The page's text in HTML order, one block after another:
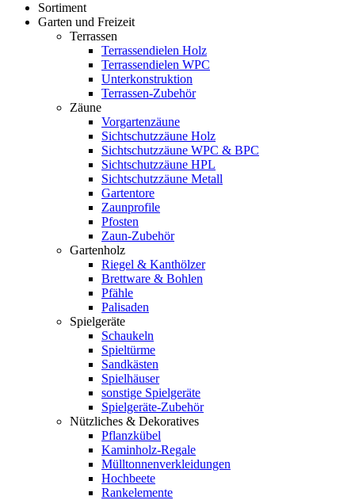
Sortiment
Garten und Freizeit
Terrassen
Terrassendielen Holz
Terrassendielen WPC
Unterkonstruktion
Terrassen-Zubehör
Zäune
Vorgartenzäune
Sichtschutzzäune Holz
Sichtschutzzäune WPC & BPC
Sichtschutzzäune HPL
Sichtschutzzäune Metall
Gartentore
Zaunprofile
Pfosten
Zaun-Zubehör
Gartenholz
Riegel & Kanthölzer
Brettware & Bohlen
Pfähle
Palisaden
Spielgeräte
Schaukeln
Spieltürme
Sandkästen
Spielhäuser
sonstige Spielgeräte
Spielgeräte-Zubehör
Nützliches & Dekoratives
Pflanzkübel
Kaminholz-Regale
Mülltonnenverkleidungen
Hochbeete
Rankelemente